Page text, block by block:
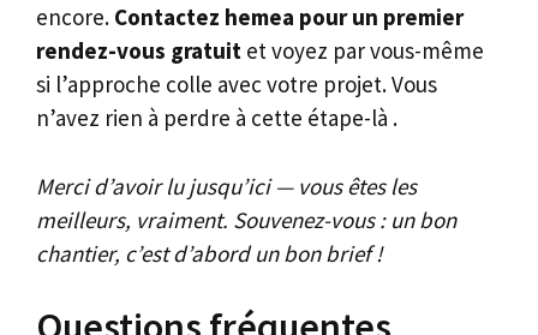
encore. Contactez hemea pour un premier
rendez-vous gratuit et voyez par vous-même
si l’approche colle avec votre projet. Vous
n’avez rien à perdre à cette étape-là .
Merci d’avoir lu jusqu’ici — vous êtes les
meilleurs, vraiment. Souvenez-vous : un bon
chantier, c’est d’abord un bon brief !